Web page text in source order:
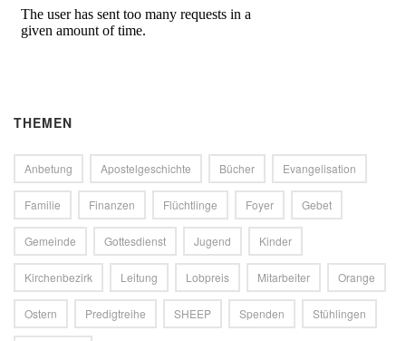
THEMEN
Anbetung Apostelgeschichte Bücher Evangelisation
Familie Finanzen Flüchtlinge Foyer Gebet
Gemeinde Gottesdienst Jugend Kinder
Kirchenbezirk Leitung Lobpreis Mitarbeiter Orange
Ostern Predigtreihe SHEEP Spenden Stühlingen